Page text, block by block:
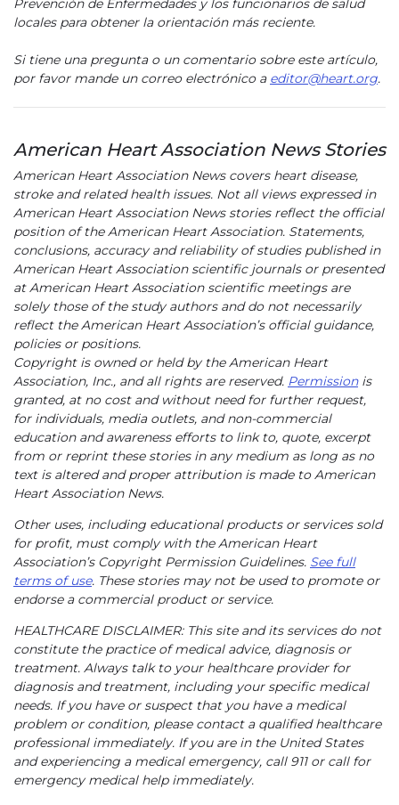
locales para obtener la orientación más reciente.
Si tiene una pregunta o un comentario sobre este artículo,
por favor mande un correo electrónico a editor@heart.org.
American Heart Association News Stories
American Heart Association News covers heart disease,
stroke and related health issues. Not all views expressed in
American Heart Association News stories reflect the official
position of the American Heart Association. Statements,
conclusions, accuracy and reliability of studies published in
American Heart Association scientific journals or presented
at American Heart Association scientific meetings are
solely those of the study authors and do not necessarily
reflect the American Heart Association’s official guidance,
policies or positions.
Copyright is owned or held by the American Heart
Association, Inc., and all rights are reserved. Permissionis
granted, at no cost and without need for further request,
for individuals, media outlets, and non-commercial
education and awareness efforts to link to, quote, excerpt
from or reprint these stories in any medium as long as no
text is altered and proper attribution is made to American
Heart Association News.
Other uses, including educational products or services sold
for profit, must comply with the American Heart
Association’s Copyright Permission Guidelines. See full
terms of use. These stories may not be used to promote or
endorse a commercial product or service.
HEALTHCARE DISCLAIMER: This site and its services do not
constitute the practice of medical advice, diagnosis or
treatment. Always talk to your healthcare provider for
diagnosis and treatment, including your specific medical
needs. If you have or suspect that you have a medical
problem or condition, please contact a qualified healthcare
professional immediately. If you are in the United States
and experiencing a medical emergency, call 911 or call for
emergency medical help immediately.